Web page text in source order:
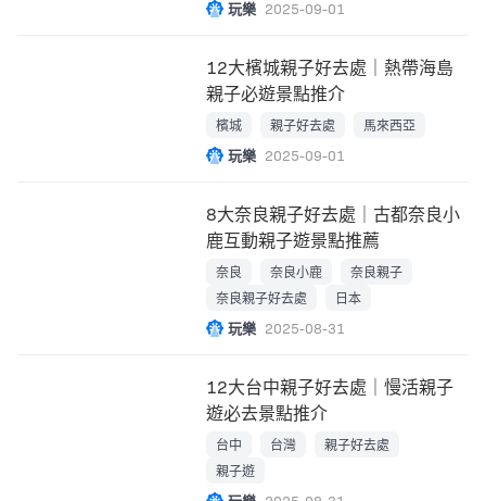
玩樂 2025-09-01
12大檳城親子好去處｜熱帶海島
親子必遊景點推介
檳城 親子好去處 馬來西亞
玩樂 2025-09-01
8大奈良親子好去處｜古都奈良小
鹿互動親子遊景點推薦
奈良 奈良小鹿
奈良親子
奈良親子好去處
日本
玩樂 2025-08-31
12大台中親子好去處｜慢活親子
遊必去景點推介
台中 台灣
親子好去處
親子遊